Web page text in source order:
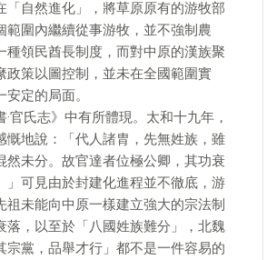
「自然進化」，將草原原有的游牧部
範圍內繼續從事游牧，並不強制農
種領民酋長制度，而對中原的漢族聚
政策以圖控制，並未在全國範圍實
定的局面。
官氏志》中有所體現。太和十九年，
慨地說：「代人諸胄，先無姓族，雖
然未分。故官達者位極公卿，其功衰
」可見由於封建化進程並不徹底，游
祖未能向中原一樣建立強大的宗法制
落，以至於「八國姓族難分」，北魏
宗黨，品舉才行」都不是一件容易的